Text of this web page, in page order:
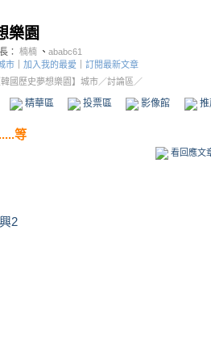
樂園
： 楠楠 、 ababc61
市 加入我的最愛
訂閱最新文章
韓國歷史夢想樂園】城市／討論區／
精華區 投票區 影像館
等
看回應文
2